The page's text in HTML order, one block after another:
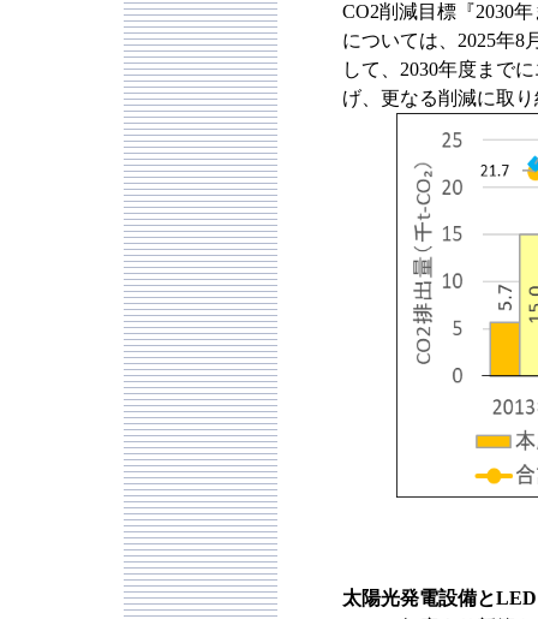
CO2削減目標『2030
については、2025年8
して、2030年度まで
げ、更なる削減に取
太陽光発電設備と